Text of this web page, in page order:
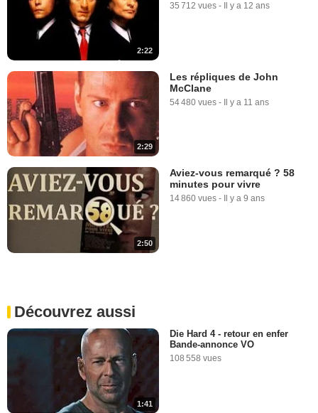
2:22
35 712 vues - Il y a 12 ans
2:29
Les répliques de John
McClane
54 480 vues - Il y a 11 ans
2:50
Aviez-vous remarqué ? 58
minutes pour vivre
14 860 vues - Il y a 9 ans
Découvrez aussi
1:41
Die Hard 4 - retour en enfer
Bande-annonce VO
108 558 vues